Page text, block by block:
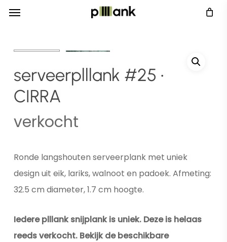
SkipMenu
serveerplllank #25 •
CIRRA
verkocht
Ronde langshouten serveerplank met uniek
design uit eik, lariks, walnoot en padoek. Afmeting:
32.5 cm diameter, 1.7 cm hoogte.
Iedere plllank snijplank is uniek. Deze is helaas
reeds verkocht. Bekijk de beschikbare
Menu